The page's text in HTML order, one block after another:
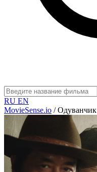
RU EN
MovieSense.io / Одуванчик